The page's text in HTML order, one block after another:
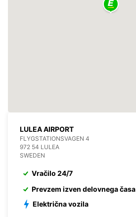
LULEA AIRPORT
FLYGSTATIONSVAGEN 4
972 54 LULEA
SWEDEN
Vračilo 24/7
Prevzem izven delovnega časa
Električna vozila